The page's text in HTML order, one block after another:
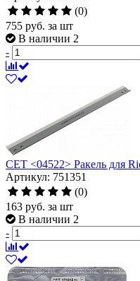
(0)
755 руб. за шт
В наличии 2
-
CET <04522> Ракель для
Артикул: 751351
(0)
163 руб. за шт
В наличии 2
-